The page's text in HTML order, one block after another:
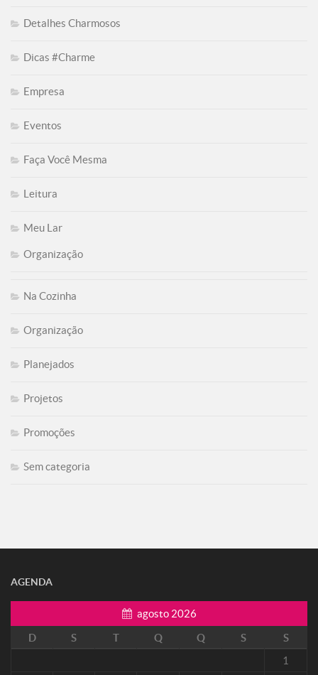
Detalhes Charmosos
Dicas #Charme
Empresa
Eventos
Faça Você Mesma
Leitura
Meu Lar
Organização
Na Cozinha
Organização
Planejados
Projetos
Promoções
Sem categoria
AGENDA
agosto 2026
D
S T Q Q S
S
1